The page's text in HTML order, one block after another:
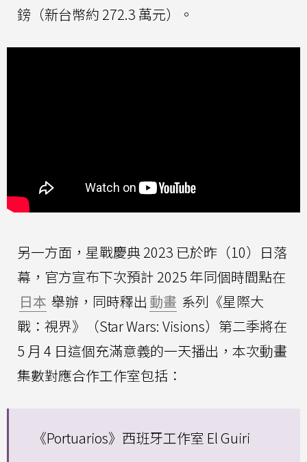
鎊（新台幣約 272.3 萬元）。
另一方面，星戰慶典 2023 已於昨（10）日落
幕，官方宣布下次預計 2025 年同個時間點在
日本 舉辦，同時釋出 動畫 系列《星際大
戰：視界》（Star Wars: Visions）第二季將在
5 月 4 日這個充滿意義的一天播出，本次動畫
集數對應合作工作室包括：
《Portuarios》西班牙工作室 El Guiri